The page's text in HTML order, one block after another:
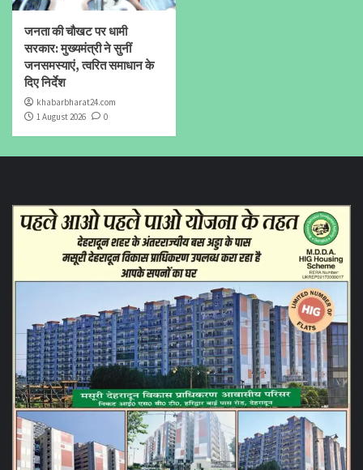
जनता की चौखट पर धामी
सरकार: मुख्यमंत्री ने सुनीं
जनसमस्याएं, त्वरित समाधान के
दिए निर्देश
khabarbharat24.com
1 August 2026
0